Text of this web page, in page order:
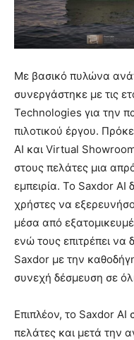
Με βασικό πυλώνα
συνεργάστηκε με τις
Technologies για την
πιλοτικού έργου.
ΑΙ και Virtual
στους πελάτες μια
εμπειρία. Το Saxdor AI
χρήστες να
μέσα από
ενώ τους επιτρέπει
Saxdor με την
συνεχή δέσμευση σε
Επιπλέον, το Saxdor AI
πελάτες και μετά την